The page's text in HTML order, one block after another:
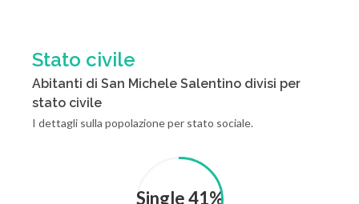
Stato civile
Abitanti di San Michele Salentino divisi per
stato civile
I dettagli sulla popolazione per stato sociale.
Single 41%